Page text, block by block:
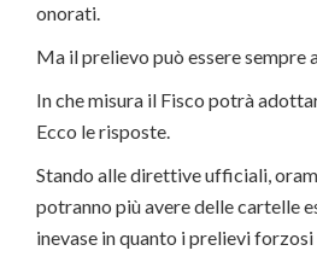
onorati.
Ma il prelievo può essere sempre
In che misura il Fisco potrà
Ecco le risposte.
Stando alle direttive ufficiali,
potranno più avere delle cartelle
inevase in quanto i prelievi forzosi